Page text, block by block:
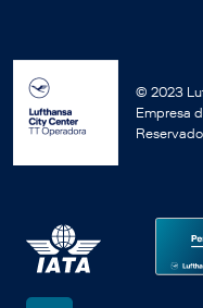
© 2023
Empresa